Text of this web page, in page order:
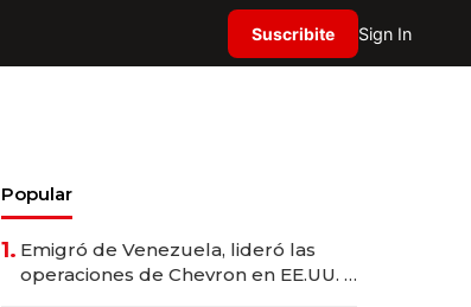
Suscribite Sign In
Popular
1. Emigró de Venezuela, lideró las
operaciones de Chevron en EE.UU. y